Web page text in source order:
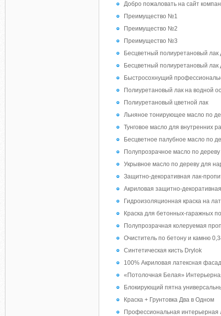
Добро пожаловать на сайт
Преимущество №1
Преимущество №2
Преимущество №3
Бесцветный полиуретановый лак
Бесцветный полиуретановый
Быстросохнущий
Полиуретановый лак на водной
Полиуретановый цветной лак
Льняное тонирующее масло по
Тунговое масло для внутренних
Бесцветное палубное масло по
Полупрозрачное масло по
Укрывное масло по дереву для
Защитно-декоративная лак-
Акриловая защитно-
Гидроизоляционная краска на
Краска для бетонных-гаражных
Полупрозрачная колеруемая
Очиститель по бетону и камню
Синтетическая кисть Drylok
100% Акриловая латексная
«Потолочная Белая»
Блокирующий пятна
Краска + Грунтовка Два в Одном
Профессиональная интерьерная